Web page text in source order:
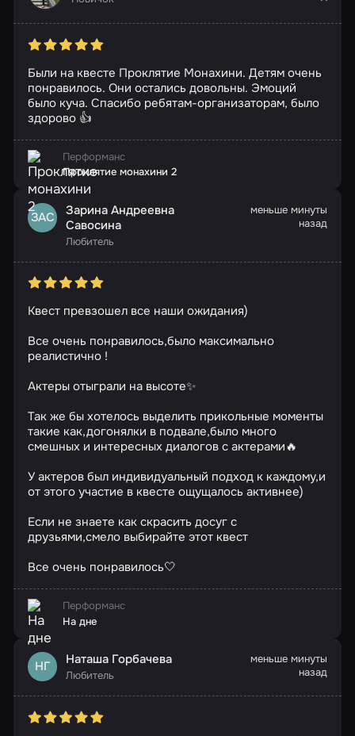
Были на квесте Проклятие Монахини. Детям очень
понравилось. Они остались довольны. Эмоций
было куча. Спасибо ребятам-организаторам, было
здорово 👍
Перформанс
Проклятие монахини 2
ЗАС
Зарина Андреевна
Савосина
Любитель
меньше минуты
назад
Квест превзошел все наши ожидания)
Все очень понравилось,было максимально
реалистично !
Актеры отыграли на высоте✨
Так же бы хотелось выделить прикольные моменты
такие как,догонялки в подвале,было много
смешных и интересных диалогов с актерами🔥
У актеров был индивидуальный подход к каждому,и
от этого участие в квесте ощущалось активнее)
Если не знаете как скрасить досуг с
друзьями,смело выбирайте этот квест
Все очень понравилось🤍
Перформанс
На дне
НГ Наташа Горбачева
Любитель
меньше минуты
назад